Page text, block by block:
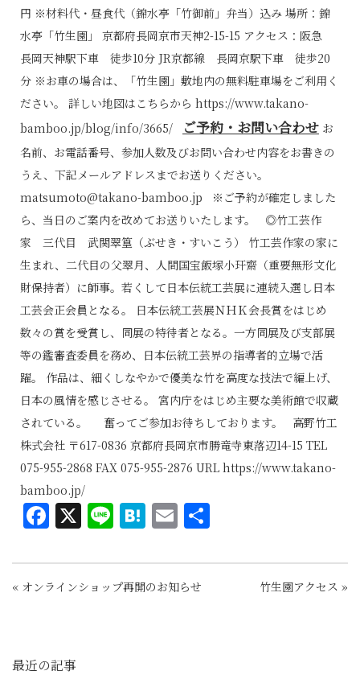
円 ※材料代・昼食代（錦水亭「竹御前」弁当）込み 場所：錦
水亭「竹生園」 京都府長岡京市天神2-15-15 アクセス：阪急
長岡天神駅下車 徒歩10分 JR京都線 長岡京駅下車 徒歩20
分 ※お車の場合は、「竹生園」敷地内の無料駐車場をご利用く
ださい。 詳しい地図はこちらから https://www.takano-
bamboo.jp/blog/info/3665/
ご予約・お問い合わせ お
名前、お電話番号、参加人数及びお問い合わせ内容をお書きの
うえ、下記メールアドレスまでお送りください。
matsumoto@takano-bamboo.jp ※ご予約が確定しました
ら、当日のご案内を改めてお送りいたします。 ◎竹工芸作
家 三代目 武関翠篁（ぶせき・すいこう） 竹工芸作家の家に
生まれ、二代目の父翠月、人間国宝飯塚小玕齋（重要無形文化
財保持者）に師事。若くして日本伝統工芸展に連続入選し日本
工芸会正会員となる。 日本伝統工芸展ＮＨＫ会長賞をはじめ
数々の賞を受賞し、同展の特待者となる。一方同展及び支部展
等の鑑審査委員を務め、日本伝統工芸界の指導者的立場で活
躍。 作品は、細くしなやかで優美な竹を高度な技法で編上げ、
日本の風情を感じさせる。 宮内庁をはじめ主要な美術館で収蔵
されている。 奮ってご参加お待ちしております。 高野竹工
株式会社 〒617-0836 京都府長岡京市勝竜寺東落辺14-15 TEL
075-955-2868 FAX 075-955-2876 URL https://www.takano-
bamboo.jp/
Facebook
X LineHatena
Email
« オンラインショップ再開のお知らせ 竹生園アクセス »
最近の記事